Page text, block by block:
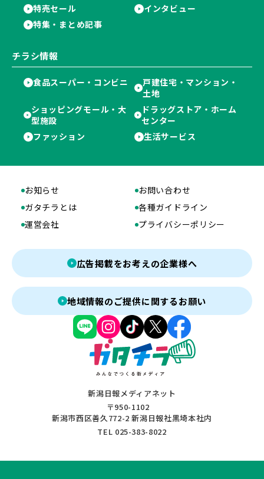
特売セール
インタビュー
特集・まとめ記事
チラシ情報
食品スーパー・コンビニ
戸建住宅・マンション・
土地
ショッピングモール・大
型施設
ドラッグストア・ホーム
センター
ファッション
生活サービス
新潟日報メディアネット
〒950-1102
新潟市西区善久772-2 新潟日報社黒埼本社内
TEL 025-383-8022
お知らせ
お問い合わせ
ガタチラとは
各種ガイドライン
運営会社
プライバシーポリシー
広告掲載をお考えの企業様へ
地域情報のご提供に関するお願い